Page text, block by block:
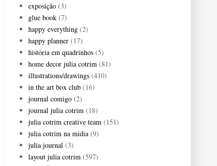
exposição (3)
glue book (7)
happy everything (2)
happy planner (17)
história em quadrinhos (5)
home decor julia cotrim (81)
illustrations/drawings (410)
in the art box club (16)
journal comigo (2)
journal julia cotrim (18)
julia cotrim creative team (151)
julia cotrim na midia (9)
julia journal (3)
layout julia cotrim (597)